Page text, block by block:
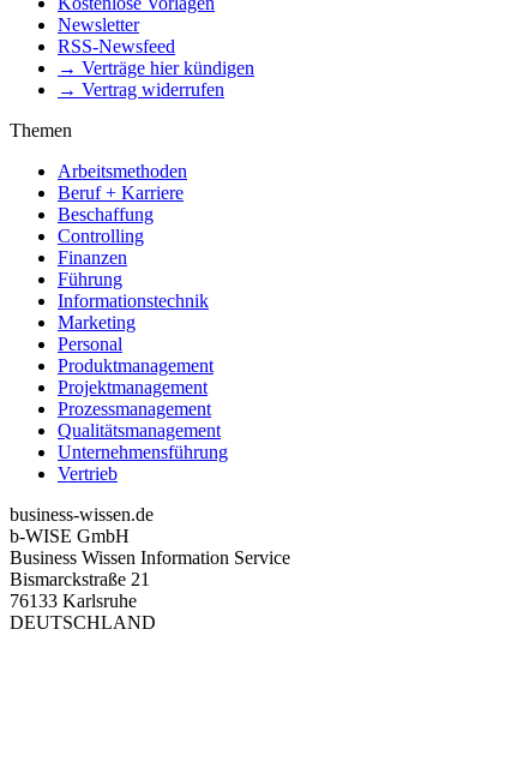
Newsletter
RSS-Newsfeed
→ Verträge hier kündigen
→ Vertrag widerrufen
Themen
Arbeitsmethoden
Beruf + Karriere
Beschaffung
Controlling
Finanzen
Führung
Informationstechnik
Marketing
Personal
Produktmanagement
Projektmanagement
Prozessmanagement
Qualitätsmanagement
Unternehmensführung
Vertrieb
business-wissen.de
b-WISE GmbH
Business Wissen Information Service
Bismarckstraße 21
76133 Karlsruhe
DEUTSCHLAND